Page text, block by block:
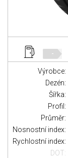
-
Výrobce:
Dezén:
Šířka:
Profil:
Průměr:
Nosnostní index:
Rychlostní index:
DOT: